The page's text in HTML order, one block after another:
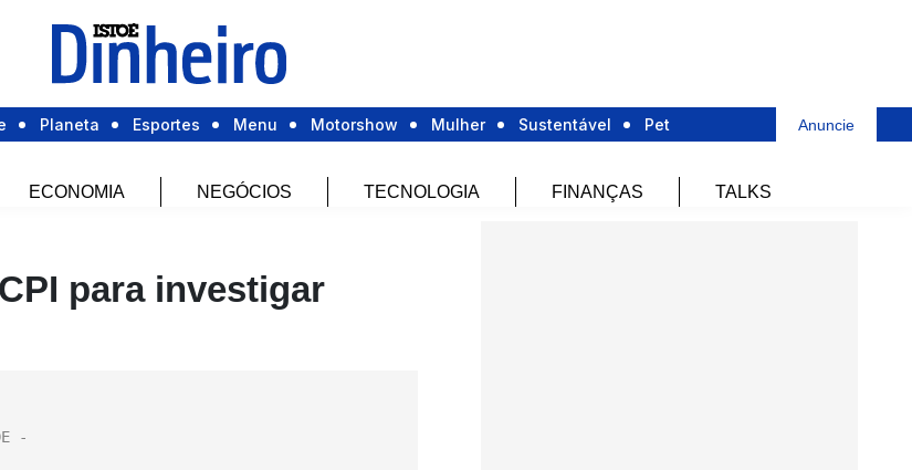
Planeta Esportes Menu Motorshow Mulher Sustentável Pet Anuncie
ECONOMIA NEGÓCIOS TECNOLOGIA FINANÇAS TALKS
para investigar